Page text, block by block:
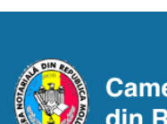
biroului la adresa:
procedurii
cet.Dumbrava
20 aprilie […]